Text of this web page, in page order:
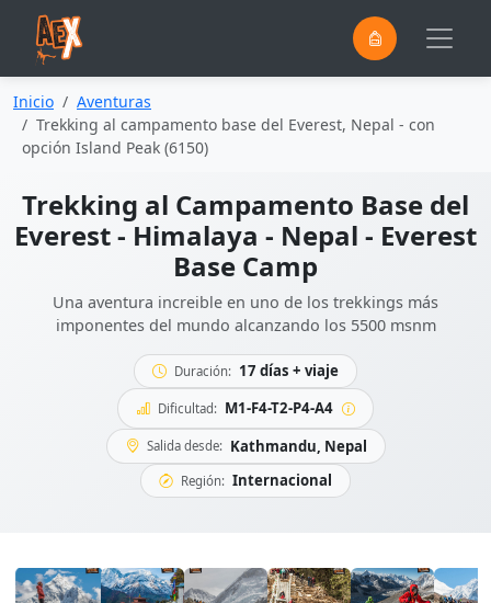
Inicio
Aventuras
Trekking al campamento base del Everest, Nepal - con
opción Island Peak (6150)
Trekking al Campamento Base del
Everest - Himalaya - Nepal - Everest
Base Camp
Una aventura increible en uno de los trekkings más
imponentes del mundo alcanzando los 5500 msnm
Duración: 17 días + viaje
Dificultad: M1-F4-T2-P4-A4
Salida desde: Kathmandu, Nepal
Región: Internacional